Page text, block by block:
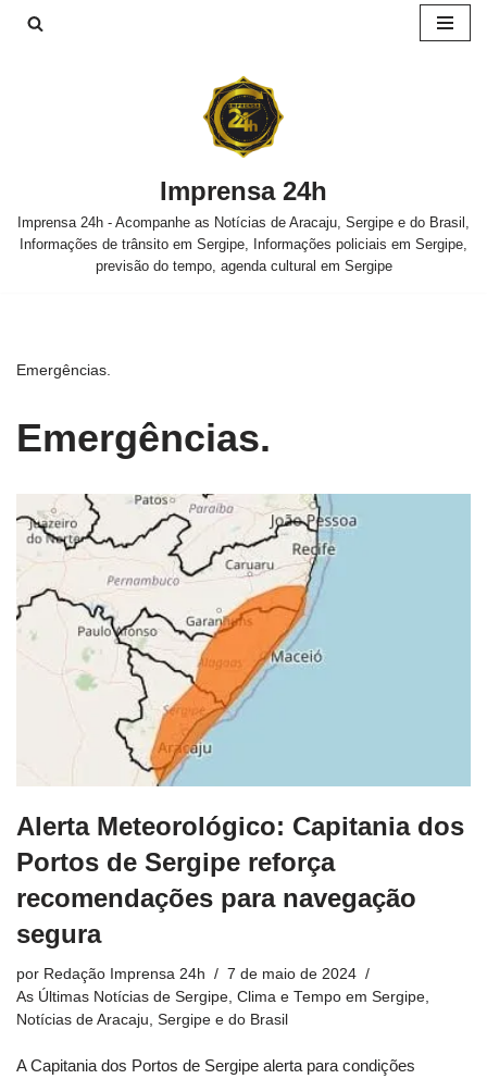
Imprensa 24h
Imprensa 24h - Acompanhe as Notícias de Aracaju, Sergipe e do Brasil,
Informações de trânsito em Sergipe, Informações policiais em Sergipe,
previsão do tempo, agenda cultural em Sergipe
Emergências.
Emergências.
Alerta Meteorológico: Capitania dos
Portos de Sergipe reforça
recomendações para navegação
segura
por Redação Imprensa 24h
7 de maio de 2024
As Últimas Notícias de Sergipe Clima e Tempo em Sergipe
Notícias de Aracaju, Sergipe e do Brasil
A Capitania dos Portos de Sergipe alerta para condições